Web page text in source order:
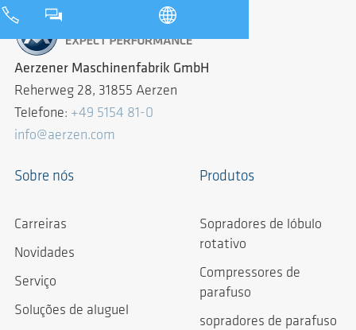
Aerzener Maschinenfabrik GmbH
Reherweg 28, 31855 Aerzen
Telefone: +49 5154 81-0
info@aerzen.com
Sobre nós
Carreiras
Novidades
Serviço
Soluções de aluguel
Produtos
Sopradores de lóbulo
rotativo
Compressores de
parafuso
sopradores de parafuso